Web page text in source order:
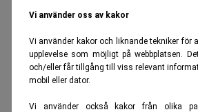
Vi använder oss av kakor
Vi använder kakor och liknande tekniker för
upplevelse som möjligt på webbplatsen.
och/eller får tillgång till viss relevant
mobil eller dator.
Vi använder också kakor från olika